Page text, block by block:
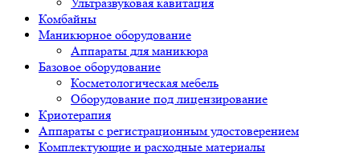
Комбайны
Маникюрное оборудование
Аппараты для маникюра
Базовое оборудование
Косметологическая мебель
Оборудование под лицензирование
Криотерапия
Аппараты c регистрационным удостоверением
Комплектующие и расходные материалы